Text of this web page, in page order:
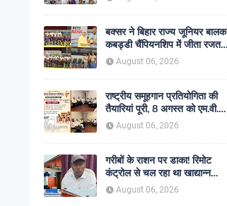
बक्सर ने बिहार राज्य जूनियर बालक
कबड्डी चैंपियनशिप में जीता रजत
पदक, रोमांचक फाइनल में सारण से
49-45 से हारा
August 06, 2026
राष्ट्रीय समूहगान प्रतियोगिता की
तैयारियां पूरी, 8 अगस्त को एम.वी.
कॉलेज में गूंजेंगे देशभक्ति के स्वर
August 06, 2026
गरीबों के राशन पर डाका! रिमोट
कंट्रोल से चल रहा था खाद्यान्न
चोरी का खेल! सिमरी गोदाम कांड में
एजीएम हटे, ट्रांसपोर्टर पर शिकंजा,
August 06, 2026